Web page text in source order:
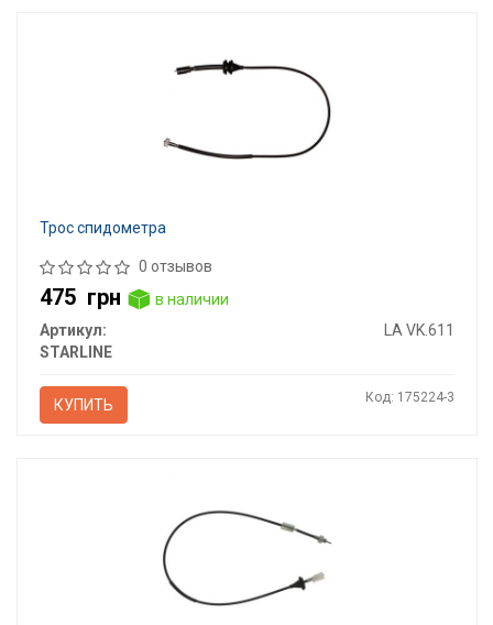
Трос спидометра
0 отзывов
475 грн
в наличии
Артикул:
LA VK.611
STARLINE
КУПИТЬ Код: 175224-3